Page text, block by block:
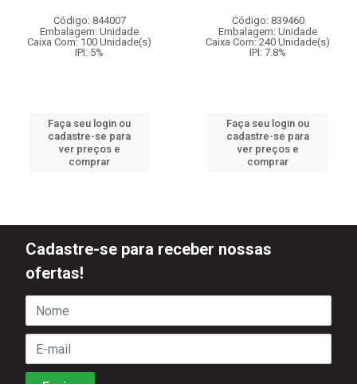
Código: 844007
Embalagem: Unidade
Caixa Com: 100 Unidade(s)
IPI: 5%
Faça seu login ou
cadastre-se para
ver preços e
comprar
Código: 839460
Embalagem: Unidade
Caixa Com: 240 Unidade(s)
IPI: 7.8%
Faça seu login ou
cadastre-se para
ver preços e
comprar
Cadastre-se para receber nossas
ofertas!